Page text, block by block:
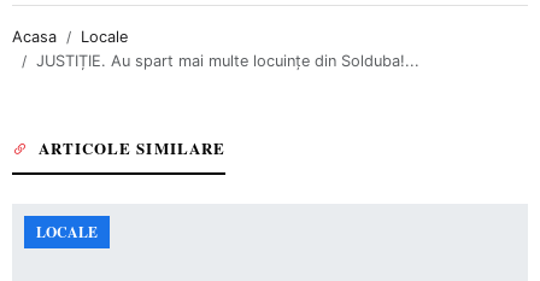
Acasa
Locale
JUSTIȚIE. Au spart mai multe locuințe din Solduba!...
ARTICOLE SIMILARE
LOCALE